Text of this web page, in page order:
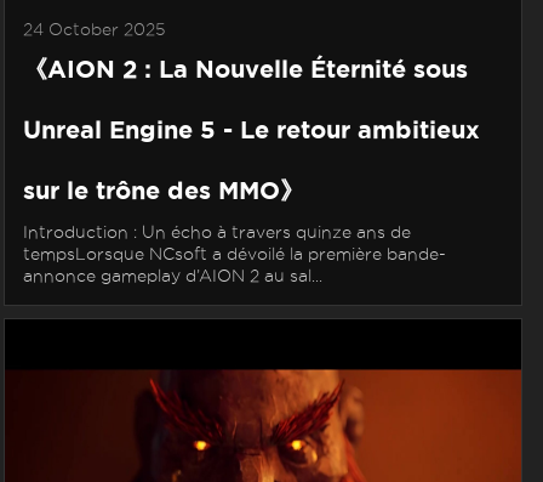
24 October 2025
《AION 2 : La Nouvelle Éternité sous
Unreal Engine 5 - Le retour ambitieux
sur le trône des MMO》
Introduction : Un écho à travers quinze ans de
tempsLorsque NCsoft a dévoilé la première bande-
annonce gameplay d’AION 2 au sal...